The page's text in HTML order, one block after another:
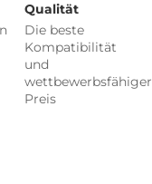
Qualität
Die beste
Kompatibilität
wettbewerbsfähiger
Preis